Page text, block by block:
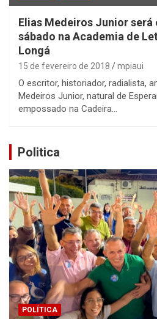
Elias Medeiros Junior será
sábado na Academia de
Longá
15 de fevereiro de 2018 mpiaui
O escritor, historiador, radialista,
Medeiros Junior, natural de
empossado na Cadeira…
Politica
POLÍTICA